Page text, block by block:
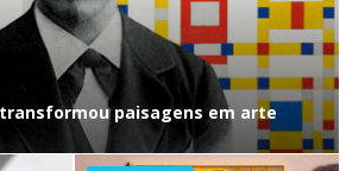
paisagens em arte